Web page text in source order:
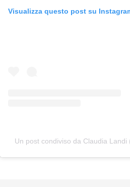
Visualizza questo post su
Un post condiviso da Claudia Landi